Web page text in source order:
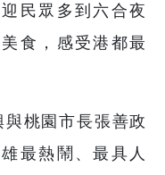
民眾多到六合夜
食，感受港都最
桃園市長張善政
最熱鬧、最具人